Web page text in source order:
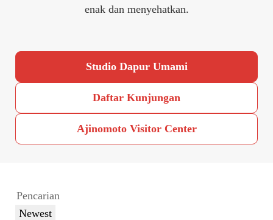
enak dan menyehatkan.
Studio Dapur Umami
Daftar Kunjungan
Ajinomoto Visitor Center
Newest